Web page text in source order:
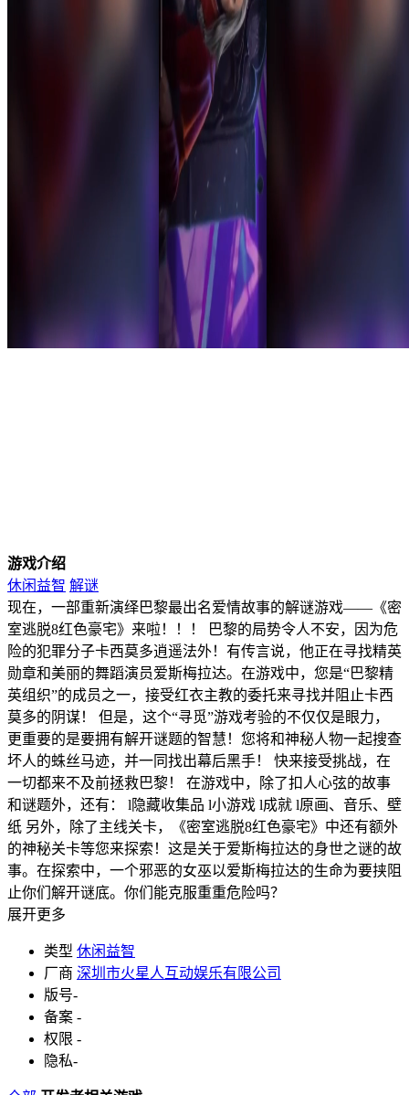
游戏介绍
休闲益智 解谜
现在，一部重新演绎巴黎最出名爱情故事的解谜游戏——《密
室逃脱8红色豪宅》来啦！！！ 巴黎的局势令人不安，因为危
险的犯罪分子卡西莫多逍遥法外！有传言说，他正在寻找精英
勋章和美丽的舞蹈演员爱斯梅拉达。在游戏中，您是“巴黎精
英组织”的成员之一，接受红衣主教的委托来寻找并阻止卡西
莫多的阴谋！ 但是，这个“寻觅”游戏考验的不仅仅是眼力，
更重要的是要拥有解开谜题的智慧！您将和神秘人物一起搜查
坏人的蛛丝马迹，并一同找出幕后黑手！ 快来接受挑战，在
一切都来不及前拯救巴黎！ 在游戏中，除了扣人心弦的故事
和谜题外，还有： l隐藏收集品 l小游戏 l成就 l原画、音乐、壁
纸 另外，除了主线关卡，《密室逃脱8红色豪宅》中还有额外
的神秘关卡等您来探索！这是关于爱斯梅拉达的身世之谜的故
事。在探索中，一个邪恶的女巫以爱斯梅拉达的生命为要挟阻
止你们解开谜底。你们能克服重重危险吗？
展开更多
类型 休闲益智
厂商 深圳市火星人互动娱乐有限公司
版号-
备案 -
权限 -
隐私-